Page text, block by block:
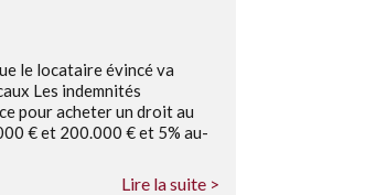
le locataire évincé va
Les indemnités
pour acheter un droit au
€ et 200.000 € et 5% au-
Lire la suite >